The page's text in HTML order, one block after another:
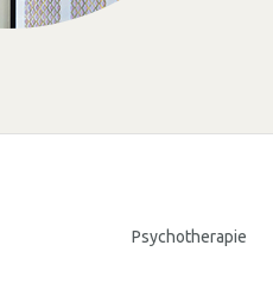
Psychotherapie